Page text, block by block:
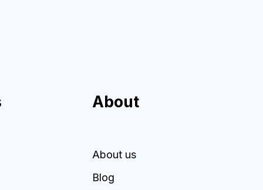
About
About us
Blog